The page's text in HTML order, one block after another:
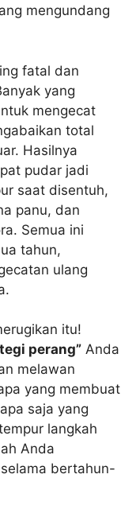
mengundang
fatal dan
yang
mengecat
total
Hasilnya
pudar jadi
saat disentuh,
panu, dan
Semua ini
tahun,
ulang
itu!
perang” Anda
melawan
yang membuat
saja yang
langkah
Anda
bertahun-